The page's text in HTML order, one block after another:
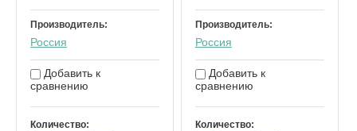
Производитель:
Россия
Добавить к
сравнению
Количество:
Производитель:
Россия
Добавить к
сравнению
Количество: